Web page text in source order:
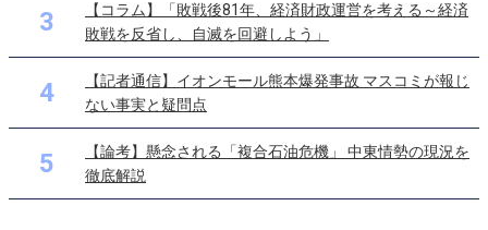
3
【コラム】「敗戦後81年、経済財政運営を考える～経済
敗戦を反省し、自滅を回避しよう」
4
【記者通信】イオンモール熊本爆発事故 マスコミが報じ
ない事実と疑問点
5
【論考】懸念される「複合石油危機」 中東情勢の現況を
徹底解説